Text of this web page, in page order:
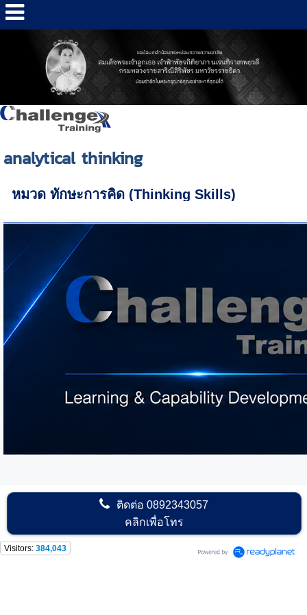
analytical thinking
หมวด ทักษะการคิด (Thinking Skills)
ติดต่อ0892343057
คลิกเพื่อโทร
Visitors: 384,043